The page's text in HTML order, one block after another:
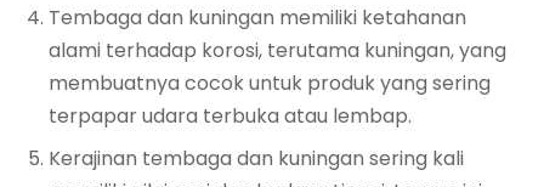
Tembaga dan kuningan memiliki ketahanan
alami terhadap korosi, terutama kuningan, yang
membuatnya cocok untuk produk yang sering
terpapar udara terbuka atau lembap.
Kerajinan tembaga dan kuningan sering kali